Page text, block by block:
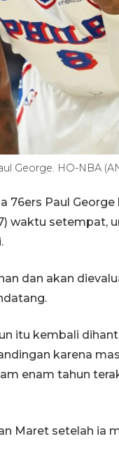
George. HO-NBA
76ers Paul
waktu setempat,
dan akan
itu kembali
karena
enam tahun
Maret setelah ia